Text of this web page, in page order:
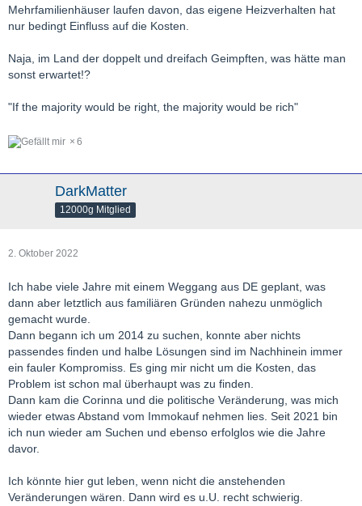
Mehrfamilienhäuser laufen davon, das eigene Heizverhalten hat
nur bedingt Einfluss auf die Kosten.
Naja, im Land der doppelt und dreifach Geimpften, was hätte man
sonst erwartet!?
"If the majority would be right, the majority would be rich"
6
DarkMatter
12000g Mitglied
2. Oktober 2022
Ich habe viele Jahre mit einem Weggang aus DE geplant, was
dann aber letztlich aus familiären Gründen nahezu unmöglich
gemacht wurde.
Dann begann ich um 2014 zu suchen, konnte aber nichts
passendes finden und halbe Lösungen sind im Nachhinein immer
ein fauler Kompromiss. Es ging mir nicht um die Kosten, das
Problem ist schon mal überhaupt was zu finden.
Dann kam die Corinna und die politische Veränderung, was mich
wieder etwas Abstand vom Immokauf nehmen lies. Seit 2021 bin
ich nun wieder am Suchen und ebenso erfolglos wie die Jahre
davor.
Ich könnte hier gut leben, wenn nicht die anstehenden
Veränderungen wären. Dann wird es u.U. recht schwierig.